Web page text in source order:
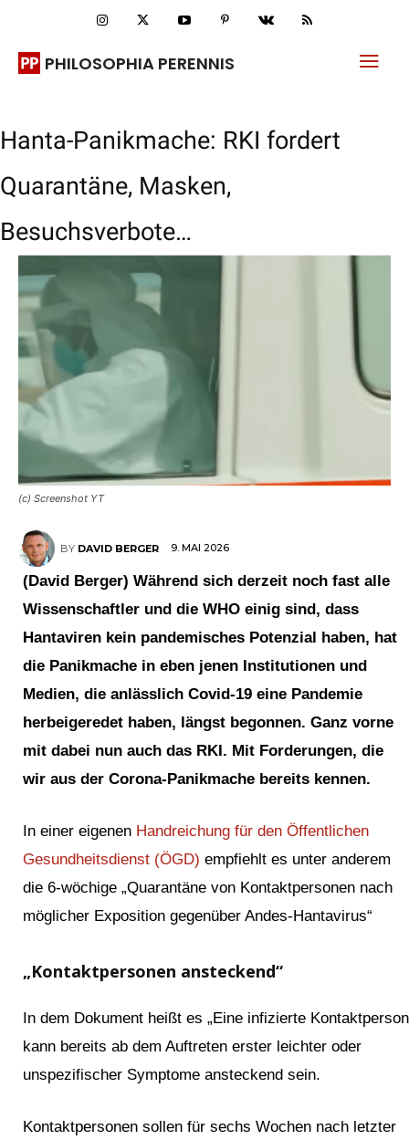
PHILOSOPHIA PERENNIS
Hanta-Panikmache: RKI fordert
Quarantäne, Masken,
Besuchsverbote…
(c) Screenshot YT
BY DAVID BERGER 9. MAI 2026
(David Berger) Während sich derzeit noch fast alle
Wissenschaftler und die WHO einig sind, dass
Hantaviren kein pandemisches Potenzial haben, hat
die Panikmache in eben jenen Institutionen und
Medien, die anlässlich Covid-19 eine Pandemie
herbeigeredet haben, längst begonnen. Ganz vorne
mit dabei nun auch das RKI. Mit Forderungen, die
wir aus der Corona-Panikmache bereits kennen.
In einer eigenen Handreichung für den Öffent­lichen
Gesundheits­dienst (ÖGD) empfiehlt es unter anderem
die 6-wöchige „Quarantäne von Kontakt­personen nach
möglicher Exposition gegenüber Andes-Hantavirus“
„Kontaktpersonen ansteckend“
In dem Dokument heißt es „Eine infizierte Kontaktperson
kann bereits ab dem Auftreten erster leichter oder
unspezifischer Symptome ansteckend sein.
Kontaktpersonen sollen für sechs Wochen nach letzter